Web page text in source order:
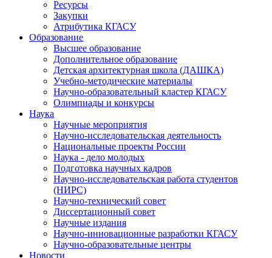
Ресурсы
Закупки
Атрибутика КГАСУ
Образование
Высшее образование
Дополнительное образование
Детская архитектурная школа (ДАШКА)
Учебно-методические материалы
Научно-образовательный кластер КГАСУ
Олимпиады и конкурсы
Наука
Научные мероприятия
Научно-исследовательская деятельность
Национальные проекты России
Наука - дело молодых
Подготовка научных кадров
Научно-исследовательская работа студентов
(НИРС)
Научно-технический совет
Диссертационный совет
Научные издания
Научно-инновационные разработки КГАСУ
Научно-образовательные центры
Новости